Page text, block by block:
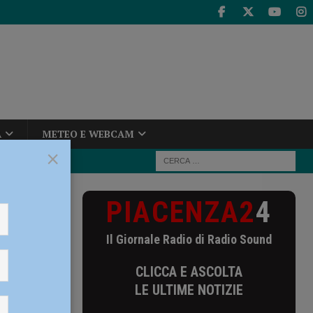
METEO E WEBCAM
nuovi
PIACENZA24
Il Giornale Radio di Radio Sound
CLICCA E ASCOLTA
LE ULTIME NOTIZIE
×